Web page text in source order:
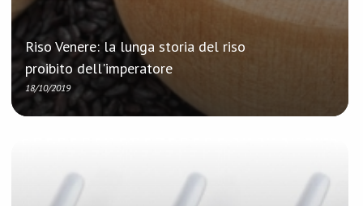
Riso Venere: la lunga storia del riso
proibito dell'imperatore
18/10/2019